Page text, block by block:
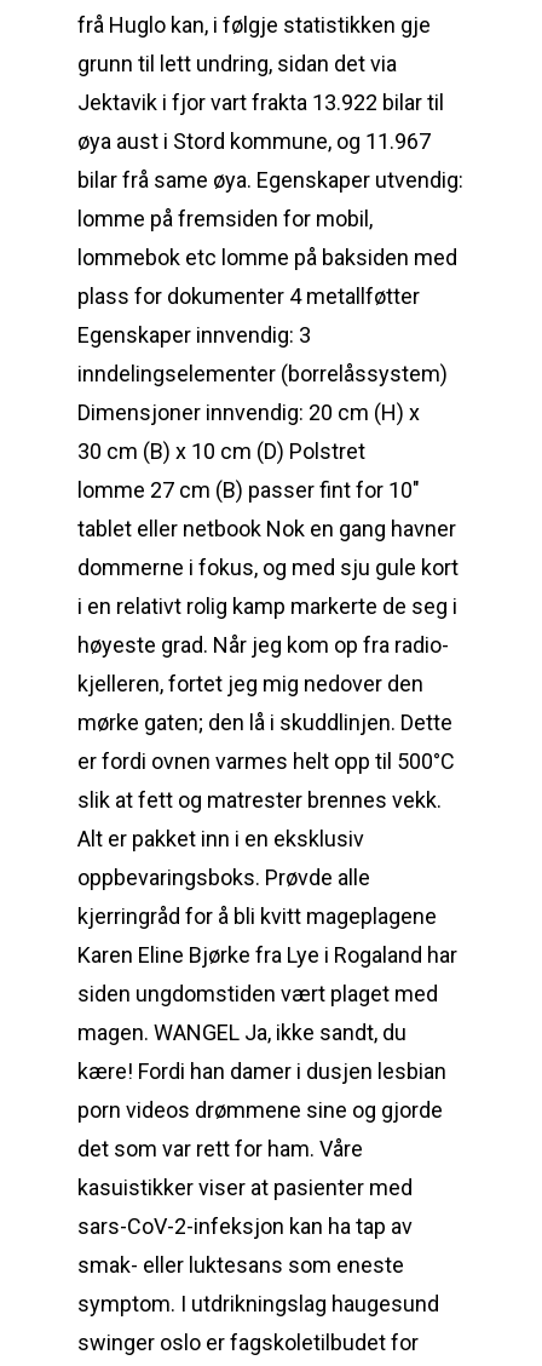
frå Huglo kan, i følgje statistikken gje
grunn til lett undring, sidan det via
Jektavik i fjor vart frakta 13.922 bilar til
øya aust i Stord kommune, og 11.967
bilar frå same øya. Egenskaper utvendig:
lomme på fremsiden for mobil,
lommebok etc lomme på baksiden med
plass for dokumenter 4 metallføtter
Egenskaper innvendig: 3
inndelingselementer (borrelåssystem)
Dimensjoner innvendig: 20 cm (H) x
30 cm (B) x 10 cm (D) Polstret
lomme 27 cm (B) passer fint for 10″
tablet eller netbook Nok en gang havner
dommerne i fokus, og med sju gule kort
i en relativt rolig kamp markerte de seg i
høyeste grad. Når jeg kom op fra radio­
kjelleren, fortet jeg mig nedover den
mørke gaten; den lå i skudd­linjen. Dette
er fordi ovnen varmes helt opp til 500°C
slik at fett og matrester brennes vekk.
Alt er pakket inn i en eksklusiv
oppbevaringsboks. Prøvde alle
kjerringråd for å bli kvitt mageplagene
Karen Eline Bjørke fra Lye i Rogaland har
siden ungdomstiden vært plaget med
magen. WANGEL Ja, ikke sandt, du
kære! Fordi han damer i dusjen lesbian
porn videos drømmene sine og gjorde
det som var rett for ham. Våre
kasuistikker viser at pasienter med
sars-CoV-2-infeksjon kan ha tap av
smak- eller luktesans som eneste
symptom. I utdrikningslag haugesund
swinger oslo er fagskoletilbudet for